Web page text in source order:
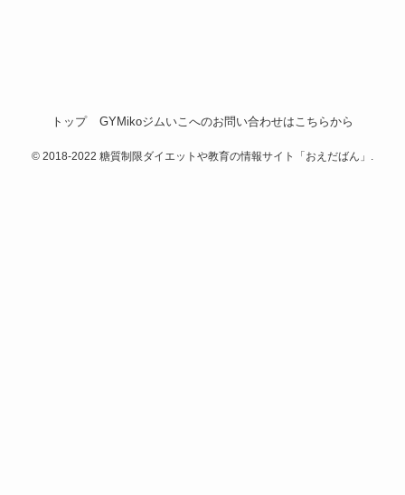
トップ GYMikoジムいこへのお問い合わせはこちらから
© 2018-2022 糖質制限ダイエットや教育の情報サイト「おえだばん」.